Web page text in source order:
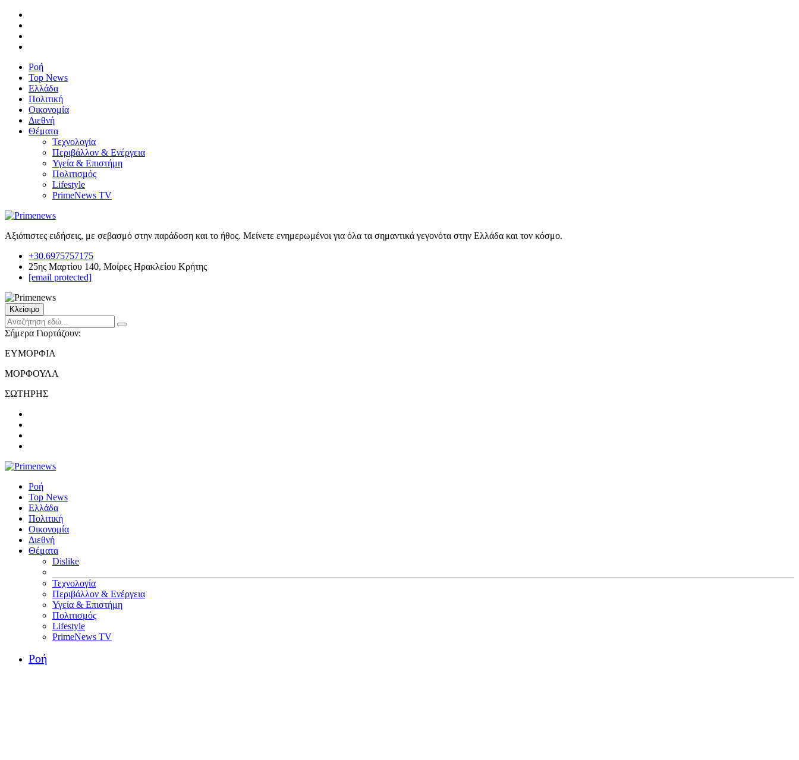
Ροή
Top News
Ελλάδα
Πολιτική
Οικονομία
Διεθνή
Θέματα
Τεχνολογία
Περιβάλλον & Ενέργεια
Υγεία & Επιστήμη
Πολιτισμός
Lifestyle
PrimeNews TV
Αξιόπιστες ειδήσεις, με σεβασμό στην παράδοση και το ήθος. Μείνετε ενημερωμένοι για όλα τα σημαντικά γεγονότα στην Ελλάδα και τον κόσμο.
+30.6975757175
25ης Μαρτίου 140, Μοίρες Ηρακλείου Κρήτης
[email protected]
Κλείσιμο
Σήμερα Γιορτάζουν:
ΕΥΜΟΡΦΙΑ
ΜΟΡΦΟΥΛΑ
ΣΩΤΗΡΗΣ
Ροή
Top News
Ελλάδα
Πολιτική
Οικονομία
Διεθνή
Θέματα
Dislike
Τεχνολογία
Περιβάλλον & Ενέργεια
Υγεία & Επιστήμη
Πολιτισμός
Lifestyle
PrimeNews TV
Ροή